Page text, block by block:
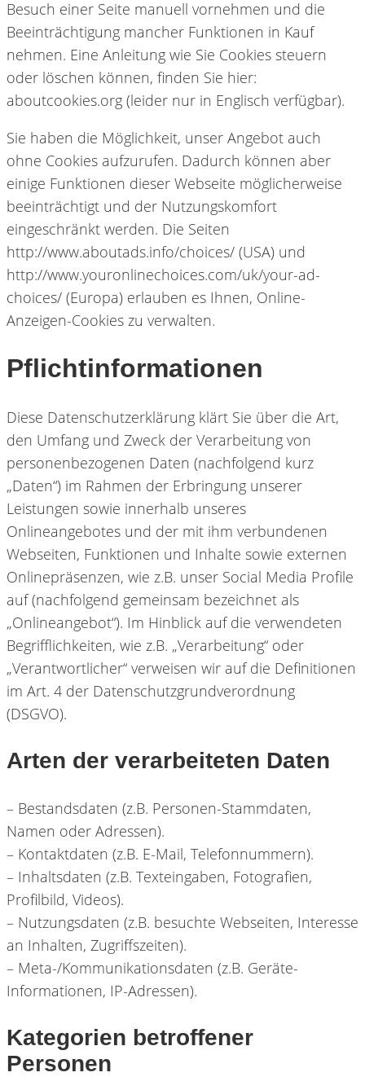
Besuch einer Seite manuell vornehmen und die
Beeinträchtigung mancher Funktionen in Kauf
nehmen. Eine Anleitung wie Sie Cookies steuern
oder löschen können, finden Sie hier:
aboutcookies.org (leider nur in Englisch verfügbar).
Sie haben die Möglichkeit, unser Angebot auch
ohne Cookies aufzurufen. Dadurch können aber
einige Funktionen dieser Webseite möglicherweise
beeinträchtigt und der Nutzungskomfort
eingeschränkt werden. Die Seiten
http://www.aboutads.info/choices/ (USA) und
http://www.youronlinechoices.com/uk/your-ad-
choices/ (Europa) erlauben es Ihnen, Online-
Anzeigen-Cookies zu verwalten.
Pflichtinformationen
Diese Datenschutzerklärung klärt Sie über die Art,
den Umfang und Zweck der Verarbeitung von
personenbezogenen Daten (nachfolgend kurz
„Daten“) im Rahmen der Erbringung unserer
Leistungen sowie innerhalb unseres
Onlineangebotes und der mit ihm verbundenen
Webseiten, Funktionen und Inhalte sowie externen
Onlinepräsenzen, wie z.B. unser Social Media Profile
auf (nachfolgend gemeinsam bezeichnet als
„Onlineangebot“). Im Hinblick auf die verwendeten
Begrifflichkeiten, wie z.B. „Verarbeitung“ oder
„Verantwortlicher“ verweisen wir auf die Definitionen
im Art. 4 der Datenschutzgrundverordnung
(DSGVO).
Arten der verarbeiteten Daten
– Bestandsdaten (z.B. Personen-Stammdaten,
Namen oder Adressen).
– Kontaktdaten (z.B. E-Mail, Telefonnummern).
– Inhaltsdaten (z.B. Texteingaben, Fotografien,
Profilbild, Videos).
– Nutzungsdaten (z.B. besuchte Webseiten, Interesse
an Inhalten, Zugriffszeiten).
– Meta-/Kommunikationsdaten (z.B. Geräte-
Informationen, IP-Adressen).
Kategorien betroffener
Personen